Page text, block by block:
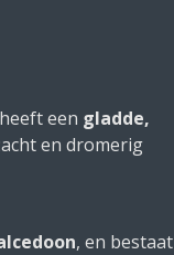
een gladde,
en dromerig
, en bestaat